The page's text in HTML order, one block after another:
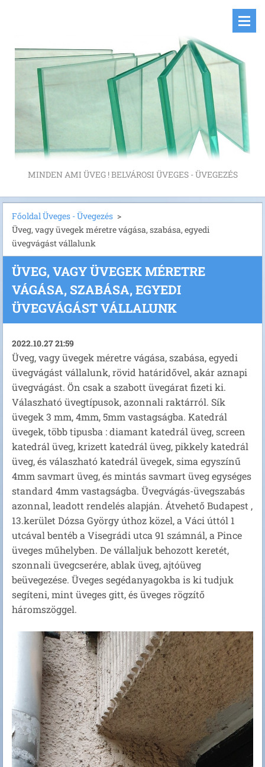
MINDEN AMI ÜVEG ! BELVÁROSI ÜVEGES - ÜVEGEZÉS
Főoldal Üveges - Üvegezés >
Üveg, vagy üvegek méretre vágása, szabása, egyedi
üvegvágást vállalunk
ÜVEG, VAGY ÜVEGEK MÉRETRE
VÁGÁSA, SZABÁSA, EGYEDI
ÜVEGVÁGÁST VÁLLALUNK
2022.10.27 21:59
Üveg, vagy üvegek méretre vágása, szabása, egyedi
üvegvágást vállalunk, rövid határidővel, akár aznapi
üvegvágást. Ön csak a szabott üvegárat fizeti ki.
Válaszható üvegtípusok, azonnali raktárról. Sík
üvegek 3 mm, 4mm, 5mm vastagságba. Katedrál
üvegek, több tipusba : diamant katedrál üveg, screen
katedrál üveg, krizett katedrál üveg, pikkely katedrál
üveg, és válaszható katedrál üvegek, sima egyszínű
4mm savmart üveg, és mintás savmart üveg egységes
standard 4mm vastagságba. Üvegvágás-üvegszabás
azonnal, leadott rendelés alapján. Átvehető Budapest ,
13.kerület Dózsa György úthoz közel, a Váci úttól 1
utcával bentéb a Visegrádi utca 91 számnál, a Pince
üveges műhelyben. De vállaljuk behozott keretét,
szonnali üvegcserére, ablak üveg, ajtóüveg
beüvegezése. Üveges segédanyagokba is ki tudjuk
segíteni, mint üveges gitt, és üveges rögzítő
háromszöggel.